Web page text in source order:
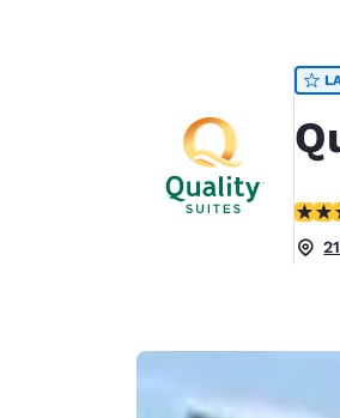
4.78